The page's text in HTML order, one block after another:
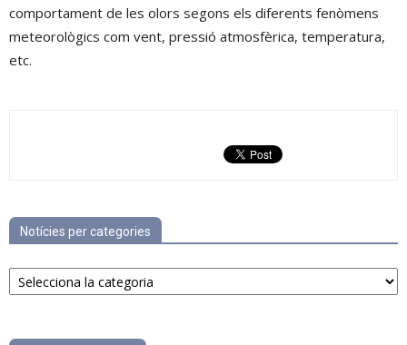
comportament de les olors segons els diferents fenòmens
meteorològics com vent, pressió atmosfèrica, temperatura,
etc.
Notícies per categories
Notícies
per